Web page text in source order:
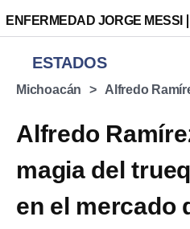
ENFERMEDAD JORGE MESSI
ESTADOS
Michoacán Alfredo
Alfredo
magia del
en el mercado